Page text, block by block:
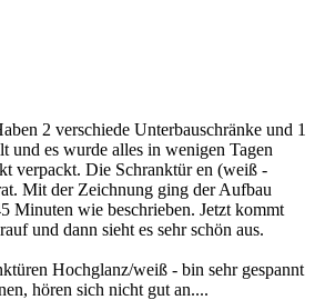
2 verschiede Unterbauschränke und 1
und es wurde alles in wenigen Tagen
verpackt. Die Schranktür en (weiß -
Mit der Zeichnung ging der Aufbau
Minuten wie beschrieben. Jetzt kommt
und dann sieht es sehr schön aus.
Hochglanz/weiß - bin sehr gespannt
hören sich nicht gut an....